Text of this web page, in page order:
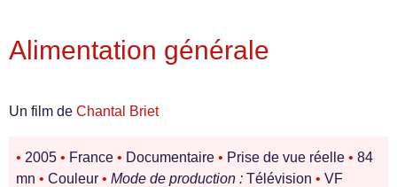
Alimentation générale
Un film de Chantal Briet
• 2005 • France • Documentaire • Prise de vue réelle • 84
mn • Couleur • Mode de production : Télévision • VF